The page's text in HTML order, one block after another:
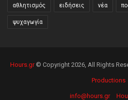
αθλητισμός ειδήσεις νέα
ψυχαγωγία
Hours.gr© Copyright 2026, All Rights
Productions
info@hours.gr